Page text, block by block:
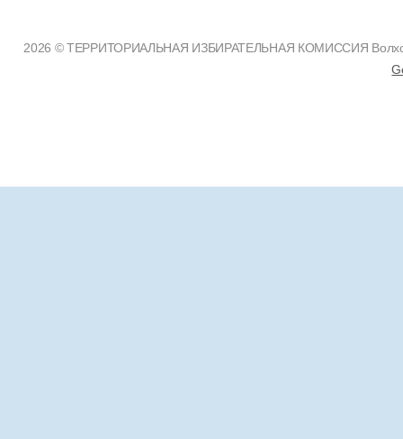
2026 © ТЕРРИТОРИАЛЬНАЯ ИЗБИРАТЕЛЬНАЯ КОМИССИЯ